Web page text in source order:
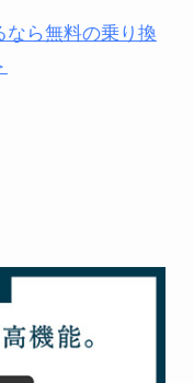
なら無料の乗り換